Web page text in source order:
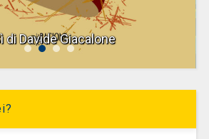
di Davide Giacalone